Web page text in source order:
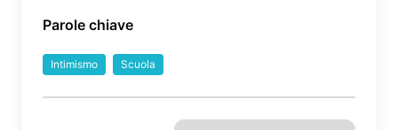
Parole chiave
Intimismo Scuola